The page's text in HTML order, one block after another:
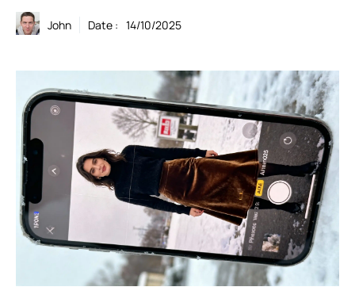
John Date : 14/10/2025